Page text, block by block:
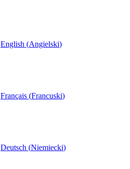
English (Angielski)
Français (Francuski)
Deutsch (Niemiecki)